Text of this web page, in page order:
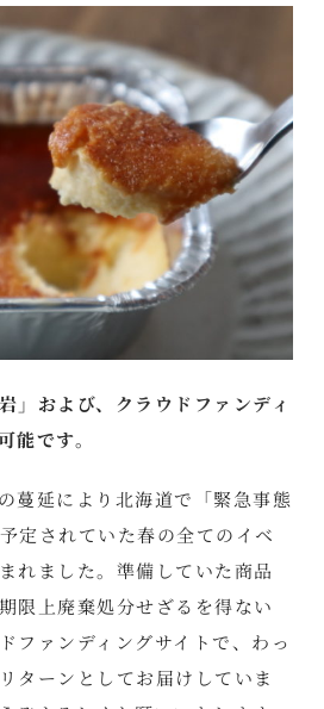
」および、
クラウドファンディ
能です。
蔓延により北海道で「緊急事態
定されていた春の全てのイベ
れました。準備していた商品
限上廃棄処分せざるを得ない
ファンディングサイトで、わっ
ターンとしてお届けしていま